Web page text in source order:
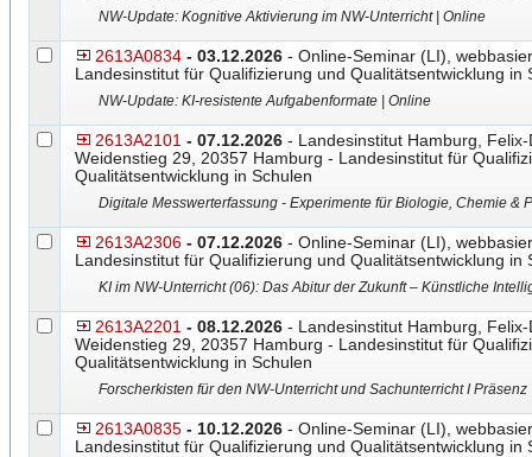
NW-Update: Kognitive Aktivierung im NW-Unterricht | Online
2613A0834 - 03.12.2026 - Online-Seminar (LI),
Landesinstitut für Qualifizierung und Qualitätsentwicklung in
NW-Update: KI-resistente Aufgabenformate | Online
2613A2101 - 07.12.2026 - Landesinstitut Hamburg,
Weidenstieg 29, 20357 Hamburg - Landesinstitut für
Qualitätsentwicklung in Schulen
Digitale Messwerterfassung - Experimente für Biologie, Chemie &
2613A2306 - 07.12.2026 - Online-Seminar (LI),
Landesinstitut für Qualifizierung und Qualitätsentwicklung in
KI im NW-Unterricht (06): Das Abitur der Zukunft – Künstliche
2613A2201 - 08.12.2026 - Landesinstitut Hamburg,
Weidenstieg 29, 20357 Hamburg - Landesinstitut für
Qualitätsentwicklung in Schulen
Forscherkisten für den NW-Unterricht und Sachunterricht I Präsenz
2613A0835 - 10.12.2026 - Online-Seminar (LI),
Landesinstitut für Qualifizierung und Qualitätsentwicklung in